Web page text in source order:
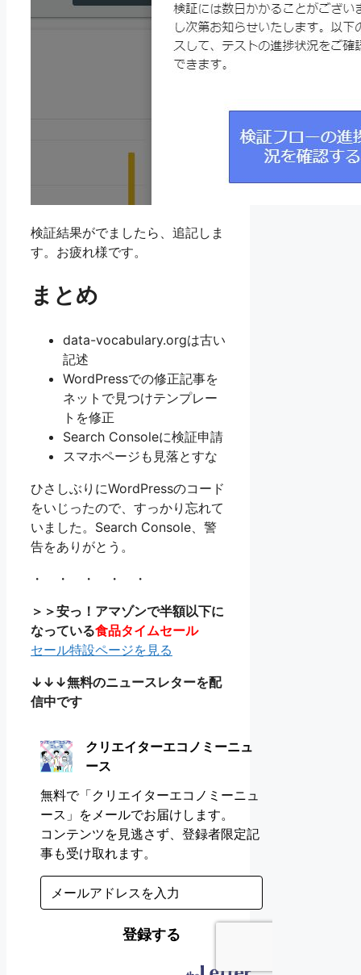
検証結果がでましたら、追記しま
す。お疲れ様です。
まとめ
data-vocabulary.orgは古い
記述
WordPressでの修正記事を
ネットで見つけテンプレー
トを修正
Search Consoleに検証申請
スマホページも見落とすな
ひさしぶりにWordPressのコード
をいじったので、すっかり忘れて
いました。Search Console、警
告をありがとう。
・ ・ ・ ・ ・
＞＞安っ！アマゾンで半額以下に
なっている食品タイムセール
セール特設ページを見る
↓↓↓無料のニュースレターを配
信中です